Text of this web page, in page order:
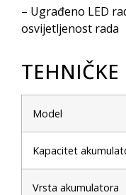
– Ugrađeno LED
osvijetljenost rada
TEHNIČKE
Model
Kapacitet
Vrsta akumulatora